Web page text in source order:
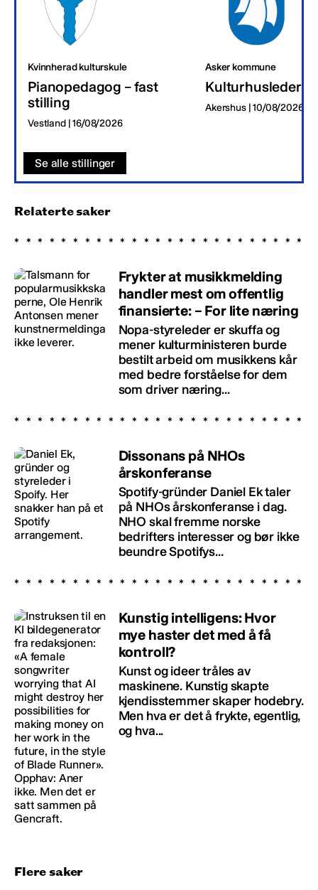
Kvinnherad kulturskule
Pianopedagog – fast
stilling
Vestland | 16/08/2026
Asker kommune
Kulturhusleder
Akershus | 10/08/2026
Se alle stillinger
Relaterte saker
Frykter at musikkmelding
handler mest om offentlig
finansierte: – For lite næring
Nopa-styreleder er skuffa og
mener kulturministeren burde
bestilt arbeid om musikkens kår
med bedre forståelse for dem
som driver næring...
Dissonans på NHOs
årskonferanse
Spotify-gründer Daniel Ek taler
på NHOs årskonferanse i dag.
NHO skal fremme norske
bedrifters interesser og bør ikke
beundre Spotifys...
Kunstig intelligens: Hvor
mye haster det med å få
kontroll?
Kunst og ideer tråles av
maskinene. Kunstig skapte
kjendisstemmer skaper hodebry.
Men hva er det å frykte, egentlig,
og hva...
Flere saker